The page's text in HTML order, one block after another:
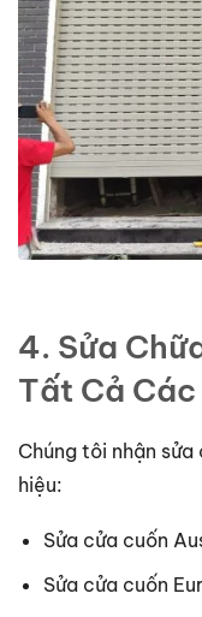
4. Sửa
Tất Cả Các
Chúng tôi nhận
hiệu:
Sửa cửa cuốn
Sửa cửa cuốn